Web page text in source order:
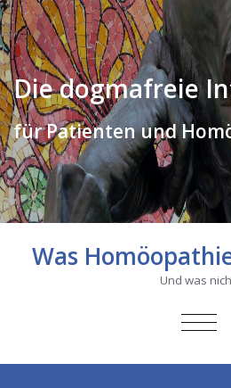
Die dogmafreie
für Patienten und
Was
Und was